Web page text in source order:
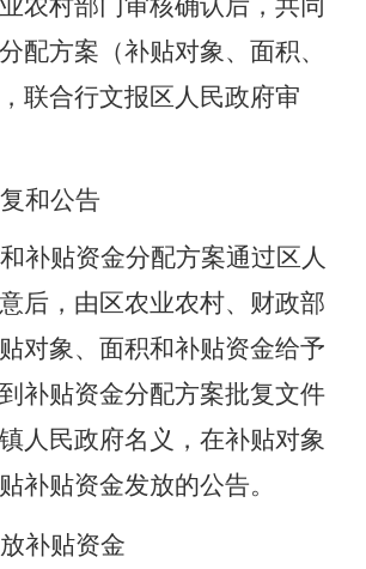
农村部门审核确认后，共同
配方案（补贴对象、面积、
联合行文报区人民政府审
和公告
补贴资金分配方案通过区人
后，由区农业农村、财政部
对象、面积和补贴资金给予
补贴资金分配方案批复文件
人民政府名义，在补贴对象
补贴资金发放的公告。
补贴资金